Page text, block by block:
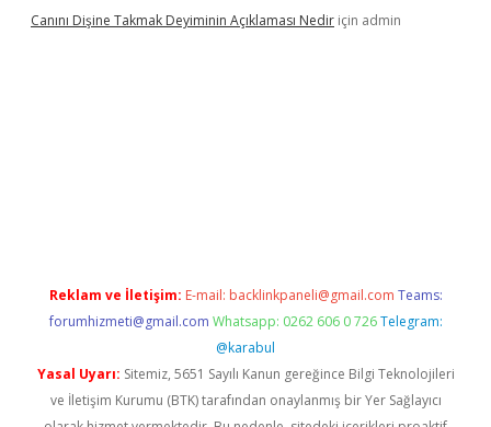
Canını Dişine Takmak Deyiminin Açıklaması Nedir için admin
Reklam ve İletişim: E-mail: backlinkpaneli@gmail.com Teams:
forumhizmeti@gmail.com Whatsapp: 0262 606 0 726 Telegram:
@karabul
Yasal Uyarı: Sitemiz, 5651 Sayılı Kanun gereğince Bilgi Teknolojileri
ve İletişim Kurumu (BTK) tarafından onaylanmış bir Yer Sağlayıcı